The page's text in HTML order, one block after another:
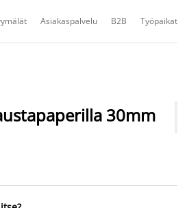
Asiakaspalvelu B2B Työpaikat
30mm